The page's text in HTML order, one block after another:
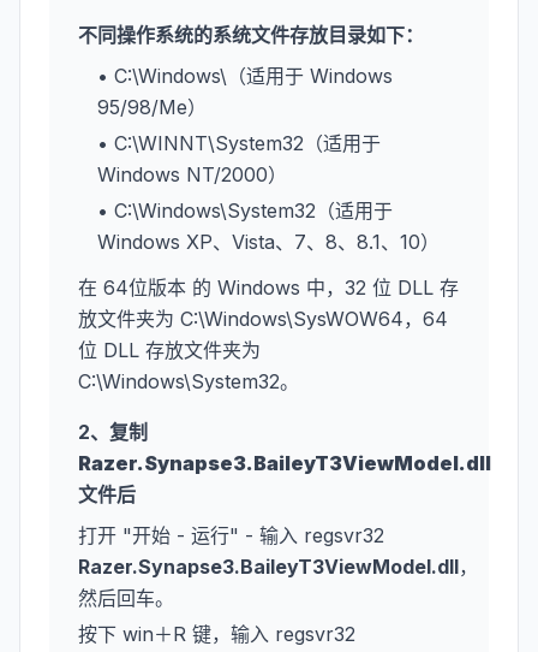
不同操作系统的系统文件存放目录如下：
• C:\Windows\（适用于 Windows
95/98/Me）
• C:\WINNT\System32（适用于
Windows NT/2000）
• C:\Windows\System32（适用于
Windows XP、Vista、7、8、8.1、10）
在 64位版本 的 Windows 中，32 位 DLL 存
放文件夹为 C:\Windows\SysWOW64，64
位 DLL 存放文件夹为
C:\Windows\System32。
2、复制
Razer.Synapse3.BaileyT3ViewModel.dll
文件后
打开 "开始 - 运行" - 输入 regsvr32
Razer.Synapse3.BaileyT3ViewModel.dll，
然后回车。
按下 win＋R 键，输入 regsvr32